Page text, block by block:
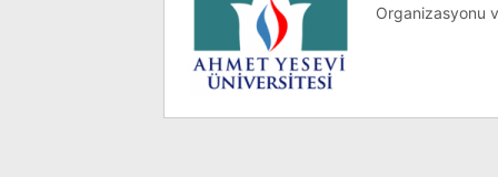
Organizasyonu